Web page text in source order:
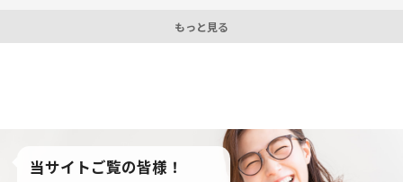
もっと見る
当サイトご覧の皆様！